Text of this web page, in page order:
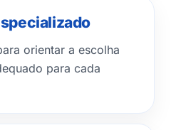
orientar a escolha
para cada